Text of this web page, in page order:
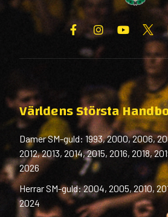
Världens Största
Damer SM-guld: 1993, 2000, 2006,
2012, 2013, 2014, 2015, 2016, 2018,
2026
Herrar SM-guld: 2004, 2005, 2010,
2024